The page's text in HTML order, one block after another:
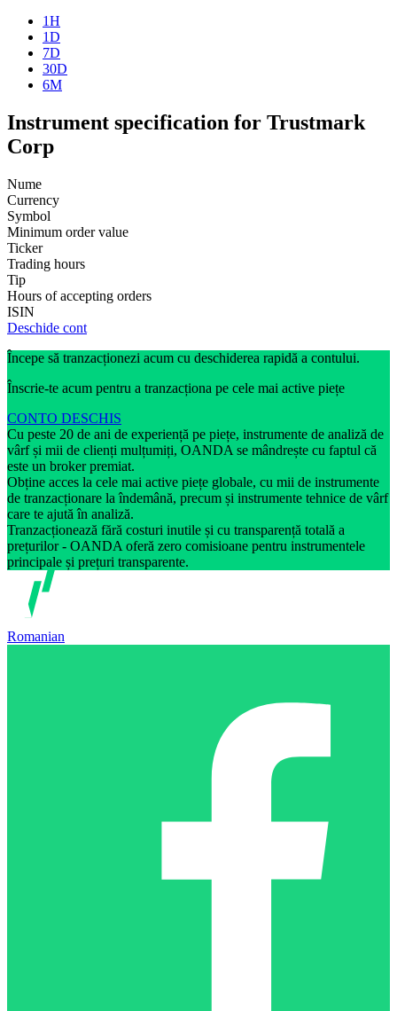
1H
1D
7D
30D
6M
Instrument specification for Trustmark
Corp
Nume
Currency
Symbol
Minimum order value
Ticker
Trading hours
Tip
Hours of accepting orders
ISIN
Deschide cont
Începe să tranzacționezi acum cu deschiderea rapidă a contului.
Înscrie-te acum pentru a tranzacționa pe cele mai active piețe
CONTO DESCHIS
Cu peste 20 de ani de experiență pe piețe, instrumente de analiză de
vârf și mii de clienți mulțumiți, OANDA se mândrește cu faptul că
este un broker premiat.
Obține acces la cele mai active piețe globale, cu mii de instrumente
de tranzacționare la îndemână, precum și instrumente tehnice de vârf
care te ajută în analiză.
Tranzacționează fără costuri inutile și cu transparență totală a
prețurilor - OANDA oferă zero comisioane pentru instrumentele
principale și prețuri transparente.
Romanian